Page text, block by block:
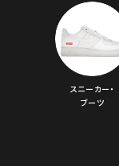
スニーカー・
ブーツ